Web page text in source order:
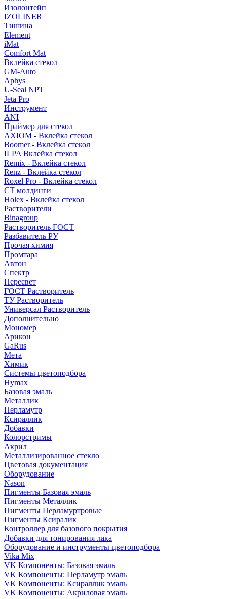
Изолонтейп
IZOLINER
Тишина
Element
iMat
Comfort Mat
Вклейка стекол
GM-Auto
Aphys
U-Seal NPT
Jeta Pro
Инструмент
ANI
Праймер для стекол
AXIOM - Вклейка стекол
Boomer - Вклейка стекол
ILPA Вклейка стекол
Remix - Вклейка стекол
Renz - Вклейка стекол
Roxel Pro - Вклейка стекол
СТ молдинги
Holex - Вклейка стекол
Растворители
Binagroup
Растворитель ГОСТ
Разбавитель РУ
Прочая химия
Промтара
Автон
Спектр
Пересвет
ГОСТ Растворитель
ТУ Растворитель
Универсал Растворитель
Дополнительно
Мономер
Арикон
GaRus
Мета
Химик
Системы цветоподбора
Hymax
Базовая эмаль
Металлик
Перламутр
Ксираллик
Добавки
Колорстримы
Акрил
Металлизированное стекло
Цветовая документация
Оборудование
Nason
Пигменты Базовая эмаль
Пигменты Металлик
Пигменты Перламуртровые
Пигменты Ксиралик
Контроллер для базового покрытия
Добавки для тонирования лака
Оборудование и инструменты цветоподбора
Vika Mix
VK Компоненты: Базовая эмаль
VK Компоненты: Перламутр эмаль
VK Компоненты: Ксираллик эмаль
VK Компоненты: Акриловая эмаль